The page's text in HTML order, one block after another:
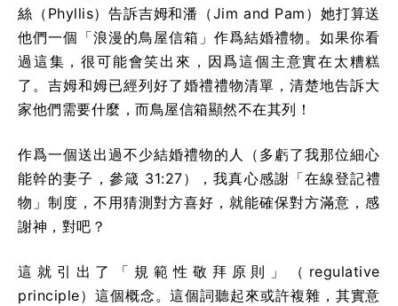
絲（Phyllis）告訴吉姆和潘（Jim and Pam）她打算送
他們一個「浪漫的鳥屋信箱」作爲結婚禮物。如果你看
過這集，很可能會笑出來，因爲這個主意實在太糟糕
了。吉姆和姆已經列好了婚禮禮物清單，清楚地告訴大
家他們需要什麼，而鳥屋信箱顯然不在其列！
作爲一個送出過不少結婚禮物的人（多虧了我那位細心
能幹的妻子，參箴 31:27），我真心感謝「在線登記禮
物」制度，不用猜測對方喜好，就能確保對方滿意，感
謝神，對吧？
這就引出了「規範性敬拜原則」（regulative
principle）這個概念。這個詞聽起來或許複雜，其實意